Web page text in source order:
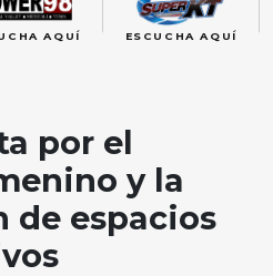
AQUÍ ESCUCHA AQUÍ
por el
y la
de espacios